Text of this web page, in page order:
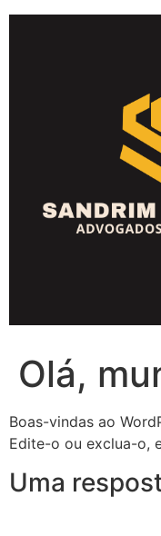
Olá,
Boas-vindas ao
Edite-o ou exclua-o,
Uma